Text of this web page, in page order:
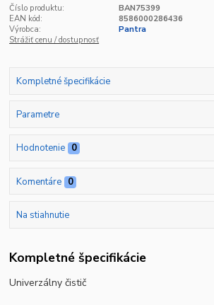
Číslo produktu:
BAN75399
EAN kód:
8586000286436
Výrobca:
Pantra
Strážiť cenu / dostupnosť
Kompletné špecifikácie
Parametre
Hodnotenie 0
Komentáre 0
Na stiahnutie
Kompletné špecifikácie
Univerzálny čistič